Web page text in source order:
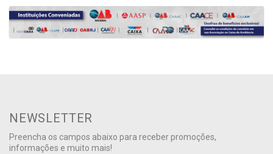
NEWSLETTER
Preencha os campos abaixo para receber promoções,
informações e muito mais!